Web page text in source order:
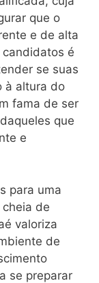
que o
e de alta
é
se suas
à altura do
fama de ser
que
e
para uma
de
valoriza
de
se preparar